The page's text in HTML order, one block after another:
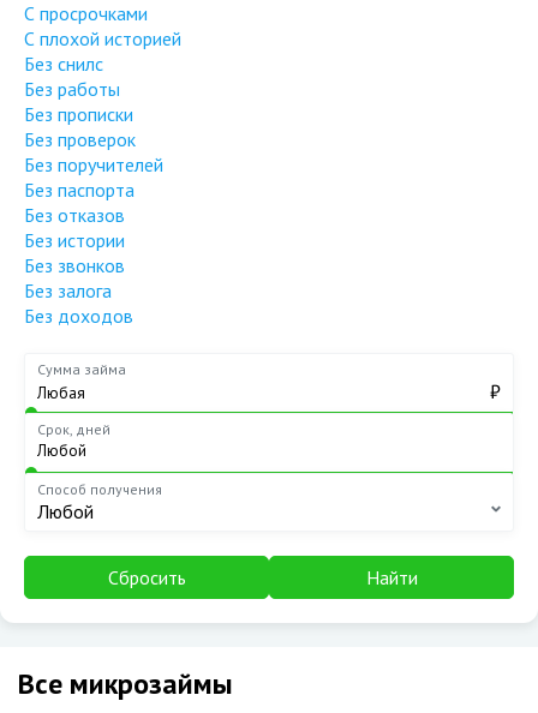
С просрочками
С плохой историей
Без снилс
Без работы
Без прописки
Без проверок
Без поручителей
Без паспорта
Без отказов
Без истории
Без звонков
Без залога
Без доходов
Сумма займа
₽
Срок, дней
Способ получения
Любой
Сбросить Найти
Все микрозаймы